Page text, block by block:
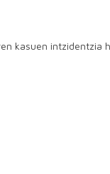
kasuen intzidentzia